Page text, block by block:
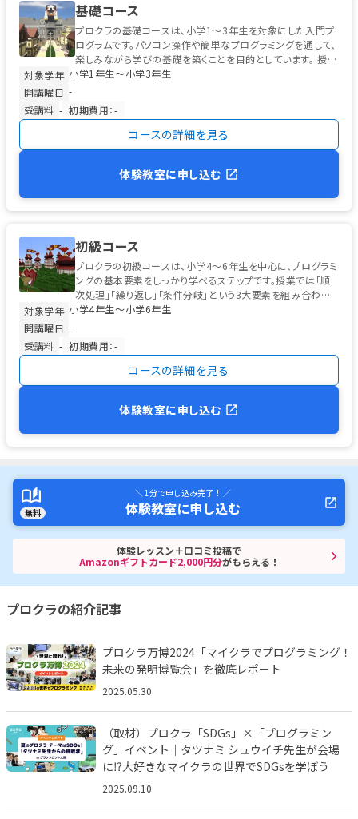
基礎コース
プロクラの基礎コースは、小学1〜3年生を対象にした入門プ
ログラムです。パソコン操作や簡単なプログラミングを通して、
楽しみながら学びの基礎を築くことを目的としています。 授業
では、左クリック・右...
対象学年 小学1年生〜小学3年生
開講曜日 -
受講料 - 初期費用：-
コースの詳細を見る
体験教室に申し込む
初級コース
プロクラの初級コースは、小学4〜6年生を中心に、プログラミ
ングの基本要素をしっかり学べるステップです。授業では「順
次処理」「繰り返し」「条件分岐」という3大要素を組み合わせ、
テーマに沿った作品制...
対象学年 小学4年生〜小学6年生
開講曜日 -
受講料 - 初期費用：-
コースの詳細を見る
体験教室に申し込む
無料
＼ 1分で申し込み完了！ ／
体験教室に申し込む
体験レッスン＋口コミ投稿で
Amazonギフトカード2,000円分がもらえる！
プロクラの紹介記事
プロクラ万博2024「マイクラでプログラミング！
未来の発明博覧会」を徹底レポート
2025.05.30
（取材）プロクラ「SDGs」×「プログラミン
グ」イベント｜タツナミ シュウイチ先生が会場
に⁉︎大好きなマイクラの世界でSDGsを学ぼう
2025.09.10